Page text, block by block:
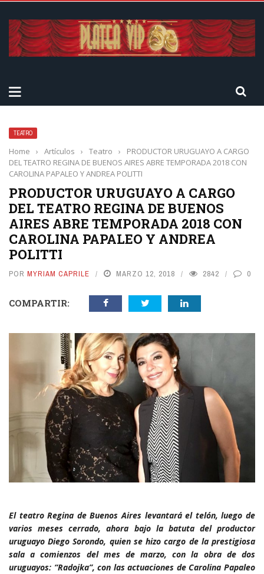
TEATRO
Home › Artículos › Teatro ›
PRODUCTOR URUGUAYO A CARGO
DEL TEATRO REGINA DE BUENOS AIRES ABRE TEMPORADA 2018 CON
CAROLINA PAPALEO ​Y ANDREA POLITTI ​
PRODUCTOR URUGUAYO A CARGO
DEL TEATRO REGINA DE BUENOS
AIRES ABRE TEMPORADA 2018 CON
CAROLINA PAPALEO ​Y ANDREA
POLITTI ​
POR MYRIAM CAPRILE MARZO 12, 2018 2842 0
COMPARTIR:
El teatro Regina de Buenos Aires levantará el telón, luego de
varios meses cerrado, ahora bajo la batuta del productor
uruguayo​ Diego Sorondo,​ quien se hizo cargo de la prestigiosa
sala ​a comienzos del mes de marzo, con la obra de dos
uruguayos: “Radojka”, con las actuaciones de Carolina Papaleo